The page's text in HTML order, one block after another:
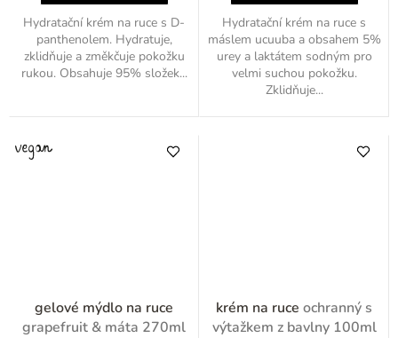
Hydratační krém na ruce s D-
panthenolem. Hydratuje,
zklidňuje a změkčuje pokožku
rukou. Obsahuje 95% složek...
Hydratační krém na ruce s
máslem ucuuba a obsahem 5%
urey a laktátem sodným pro
velmi suchou pokožku.
Zklidňuje...
gelové mýdlo na ruce
grapefruit & máta 270ml
krém na ruce ochranný s
výtažkem z bavlny 100ml